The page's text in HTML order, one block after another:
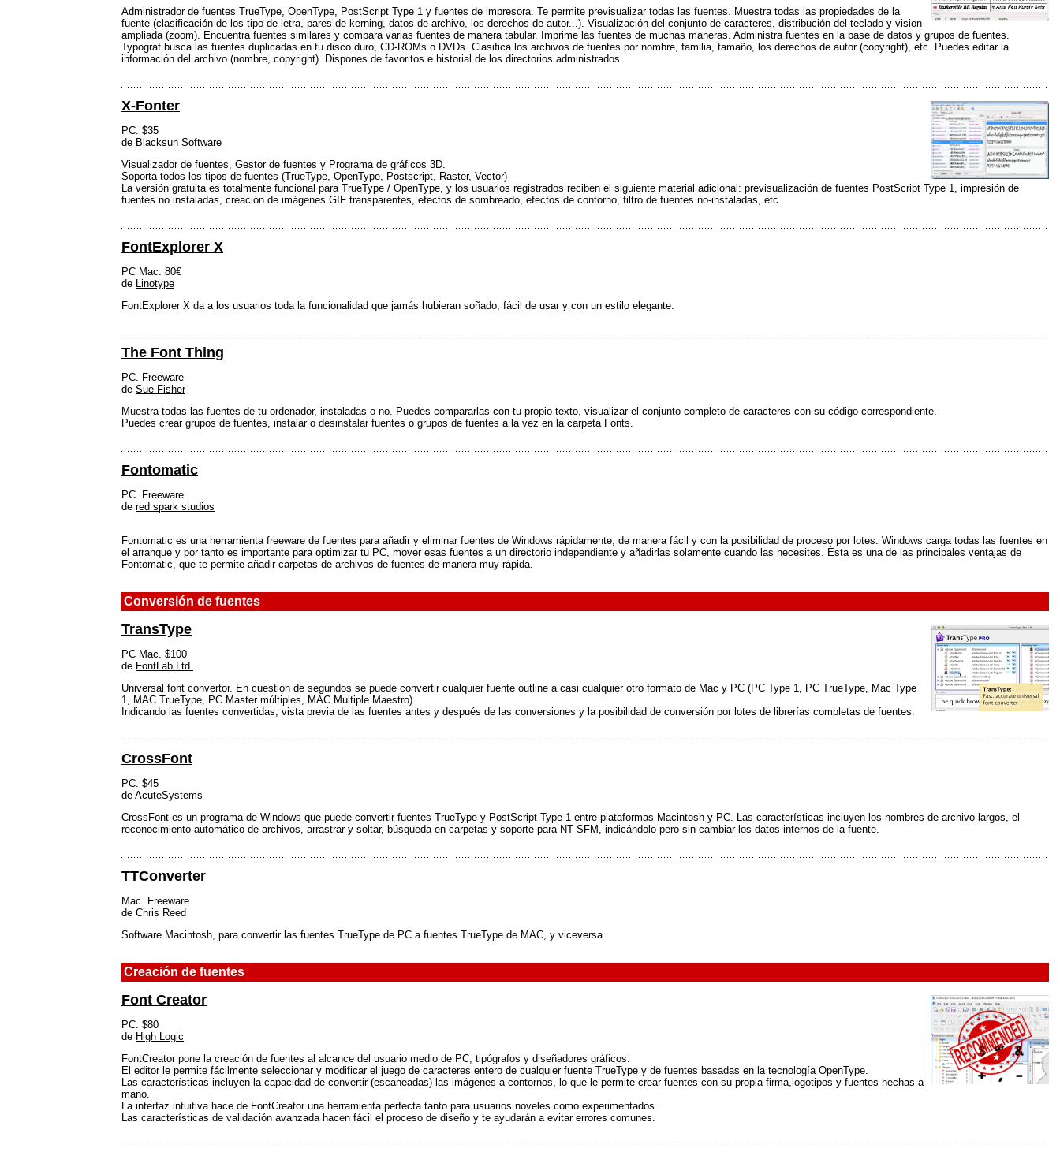
Administrador de fuentes TrueType, OpenType, PostScript Type 1 y fuentes de impresora. Te permite previsualizar todas las fuentes. Muestra todas las propiedades de la
fuente (clasificación de los tipo de letra, pares de kerning, datos de archivo, los derechos de autor...). Visualización del conjunto de caracteres, distribución del teclado y vision
ampliada (zoom). Encuentra fuentes similares y compara varias fuentes de manera tabular. Imprime las fuentes de muchas maneras. Administra fuentes en la base de datos y grupos de fuentes.
Typograf busca las fuentes duplicadas en tu disco duro, CD-ROMs o DVDs. Clasifica los archivos de fuentes por nombre, familia, tamaño, los derechos de autor (copyright), etc. Puedes editar la
información del archivo (nombre, copyright). Dispones de favoritos e historial de los directorios administrados.
X-Fonter
PC. $35
de Blacksun Software
Visualizador de fuentes, Gestor de fuentes y Programa de gráficos 3D.
Soporta todos los tipos de fuentes (TrueType, OpenType, Postscript, Raster, Vector)
La versión gratuita es totalmente funcional para TrueType / OpenType, y los usuarios registrados reciben el siguiente material adicional: previsualización de fuentes PostScript Type 1, impresión de
fuentes no instaladas, creación de imágenes GIF transparentes, efectos de sombreado, efectos de contorno, filtro de fuentes no-instaladas, etc.
FontExplorer X
PC Mac. 80€
de Linotype
FontExplorer X da a los usuarios toda la funcionalidad que jamás hubieran soñado, fácil de usar y con un estilo elegante.
The Font Thing
PC. Freeware
de Sue Fisher
Muestra todas las fuentes de tu ordenador, instaladas o no. Puedes compararlas con tu propio texto, visualizar el conjunto completo de caracteres con su código correspondiente.
Puedes crear grupos de fuentes, instalar o desinstalar fuentes o grupos de fuentes a la vez en la carpeta Fonts.
Fontomatic
PC. Freeware
de red spark studios
Fontomatic es una herramienta freeware de fuentes para añadir y eliminar fuentes de Windows rápidamente, de manera fácil y con la posibilidad de proceso por lotes. Windows carga todas las fuentes en
el arranque y por tanto es importante para optimizar tu PC, mover esas fuentes a un directorio independiente y añadirlas solamente cuando las necesites. Ésta es una de las principales ventajas de
Fontomatic, que te permite añadir carpetas de archivos de fuentes de manera muy rápida.
Conversión de fuentes
TransType
PC Mac. $100
de FontLab Ltd.
Universal font convertor. En cuestión de segundos se puede convertir cualquier fuente outline a casi cualquier otro formato de Mac y PC (PC Type 1, PC TrueType, Mac Type
1, MAC TrueType, PC Master múltiples, MAC Multiple Maestro).
Indicando las fuentes convertidas, vista previa de las fuentes antes y después de las conversiones y la posibilidad de conversión por lotes de librerías completas de fuentes.
CrossFont
PC. $45
de AcuteSystems
CrossFont es un programa de Windows que puede convertir fuentes TrueType y PostScript Type 1 entre plataformas Macintosh y PC. Las características incluyen los nombres de archivo largos, el
reconocimiento automático de archivos, arrastrar y soltar, búsqueda en carpetas y soporte para NT SFM, indicándolo pero sin cambiar los datos internos de la fuente.
TTConverter
Mac. Freeware
de Chris Reed
Software Macintosh, para convertir las fuentes TrueType de PC a fuentes TrueType de MAC, y viceversa.
Creación de fuentes
Font Creator
PC. $80
de High Logic
FontCreator pone la creación de fuentes al alcance del usuario medio de PC, tipógrafos y diseñadores gráficos.
El editor le permite fácilmente seleccionar y modificar el juego de caracteres entero de cualquier fuente TrueType y de fuentes basadas en la tecnología OpenType.
Las características incluyen la capacidad de convertir (escaneadas) las imágenes a contornos, lo que le permite crear fuentes con su propia firma,logotipos y fuentes hechas a
mano.
La interfaz intuitiva hace de FontCreator una herramienta perfecta tanto para usuarios noveles como experimentados.
Las características de validación avanzada hacen fácil el proceso de diseño y te ayudarán a evitar errores comunes.